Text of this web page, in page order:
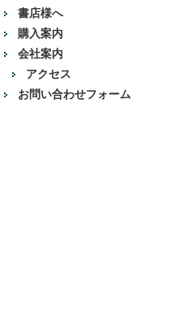
書店様へ
購入案内
会社案内
アクセス
お問い合わせフォーム